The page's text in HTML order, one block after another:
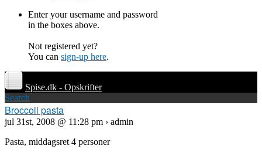
Enter your username and password
in the boxes above.
Not registered yet?
You can sign-up here.
Spise.dk - Opskrifter
Search
Broccoli pasta
jul 31st, 2008 @ 11:28 pm › admin
Pasta, middagsret 4 personer